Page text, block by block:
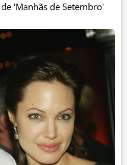
'Manhãs de Setembro'